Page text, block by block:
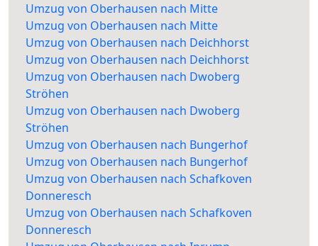
Umzug von Oberhausen nach Mitte
Umzug von Oberhausen nach Mitte
Umzug von Oberhausen nach Deichhorst
Umzug von Oberhausen nach Deichhorst
Umzug von Oberhausen nach Dwoberg
Ströhen
Umzug von Oberhausen nach Dwoberg
Ströhen
Umzug von Oberhausen nach Bungerhof
Umzug von Oberhausen nach Bungerhof
Umzug von Oberhausen nach Schafkoven
Donneresch
Umzug von Oberhausen nach Schafkoven
Donneresch